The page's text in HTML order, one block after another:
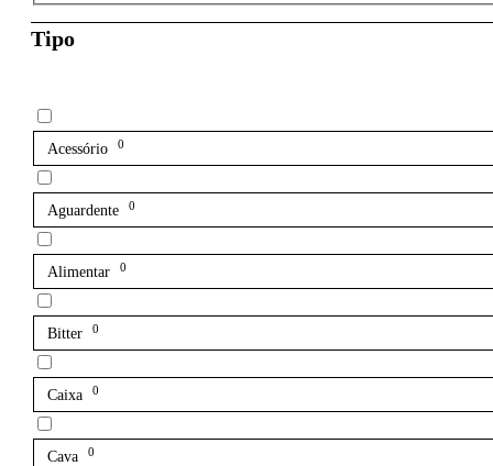
Tipo
Acessório 0
Aguardente 0
Alimentar 0
Bitter 0
Caixa 0
Cava 0